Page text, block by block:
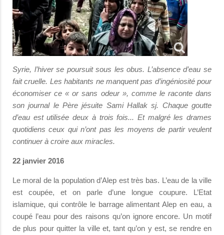
Syrie, l’hiver se poursuit sous les obus. L’absence d’eau se
fait cruelle. Les habitants ne manquent pas d’ingéniosité pour
économiser ce « or sans odeur », comme le raconte dans
son journal le Père jésuite Sami Hallak sj. Chaque goutte
d’eau est utilisée deux à trois fois... Et malgré les drames
quotidiens ceux qui n’ont pas les moyens de partir veulent
continuer à croire aux miracles.
22 janvier 2016
Le moral de la population d’Alep est très bas. L’eau de la ville
est coupée, et on parle d’une longue coupure. L’Etat
islamique, qui contrôle le barrage alimentant Alep en eau, a
coupé l’eau pour des raisons qu’on ignore encore. Un motif
de plus pour quitter la ville et, tant qu’on y est, se rendre en